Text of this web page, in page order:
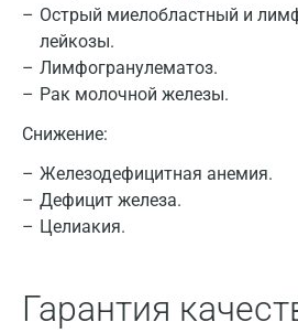
Острый миелобластный и
лейкозы.
Лимфогранулематоз.
Рак молочной железы.
Снижение:
Железодефицитная анемия.
Дефицит железа.
Целиакия.
Гарантия